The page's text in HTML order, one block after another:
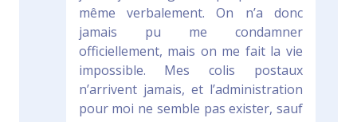
même verbalement. On n’a donc
jamais pu me condamner
officiellement, mais on me fait la vie
impossible. Mes colis postaux
n’arrivent jamais, et l’administration
pour moi ne semble pas exister, sauf